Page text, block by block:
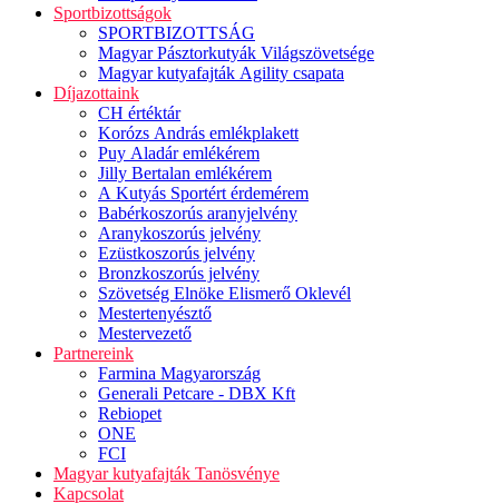
Sportbizottságok
SPORTBIZOTTSÁG
Magyar Pásztorkutyák Világszövetsége
Magyar kutyafajták Agility csapata
Díjazottaink
CH értéktár
Korózs András emlékplakett
Puy Aladár emlékérem
Jilly Bertalan emlékérem
A Kutyás Sportért érdemérem
Babérkoszorús aranyjelvény
Aranykoszorús jelvény
Ezüstkoszorús jelvény
Bronzkoszorús jelvény
Szövetség Elnöke Elismerő Oklevél
Mestertenyésztő
Mestervezető
Partnereink
Farmina Magyarország
Generali Petcare - DBX Kft
Rebiopet
ONE
FCI
Magyar kutyafajták Tanösvénye
Kapcsolat